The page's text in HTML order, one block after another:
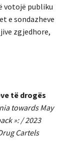
votojë publiku
e sondazheve
zgjedhore,
të drogës
towards May
»: / 2023
Cartels